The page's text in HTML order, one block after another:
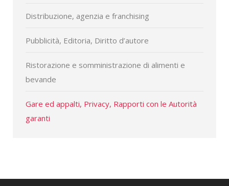
Distribuzione, agenzia e franchising
Pubblicità, Editoria, Diritto d’autore
Ristorazione e somministrazione di alimenti e
bevande
Gare ed appalti, Privacy, Rapporti con le Autorità
garanti